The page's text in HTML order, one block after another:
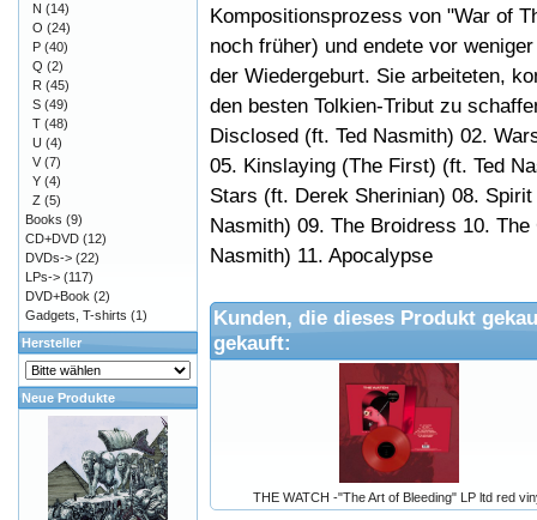
Kompositionsprozess von "War of
noch früher) und endete vor
der Wiedergeburt. Sie arbeiteten,
den besten Tolkien-Tribut zu
Disclosed (ft. Ted Nasmith) 02.
05. Kinslaying (The First) (ft. Ted
Stars (ft. Derek Sherinian) 08.
Nasmith) 09. The Broidress 10.
Nasmith) 11. Apocalypse
Kunden, die dieses Produkt
gekauft:
THE WATCH -"The Art of Bleeding" LP ltd red
N (14)
O (24)
P (40)
Q (2)
R (45)
S (49)
T (48)
U (4)
V (7)
Y (4)
Z (5)
Books (9)
CD+DVD (12)
DVDs-> (22)
LPs-> (117)
DVD+Book (2)
Gadgets, T-shirts (1)
Hersteller
Neue Produkte